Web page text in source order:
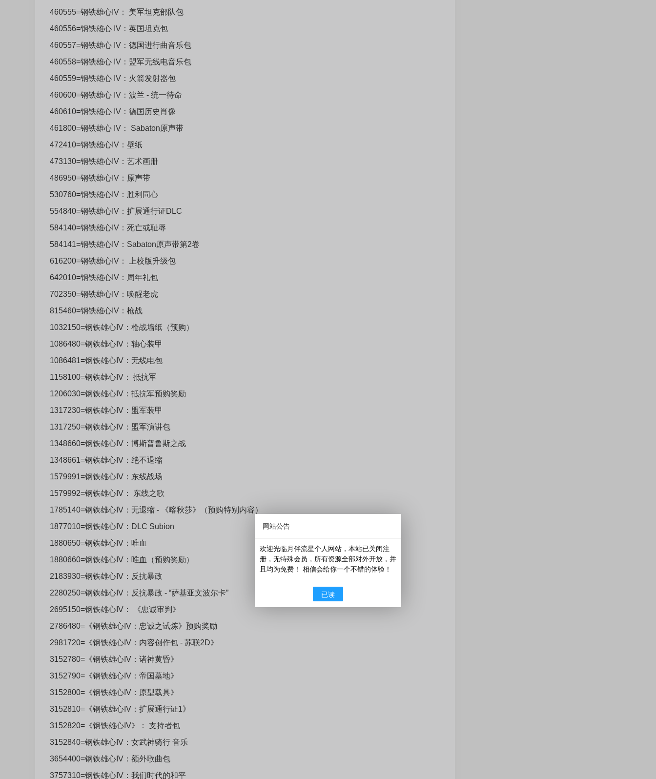
460555=钢铁雄心IV： 美军坦克部队包
460556=钢铁雄心 IV：英国坦克包
460557=钢铁雄心 IV：德国进行曲音乐包
460558=钢铁雄心 IV：盟军无线电音乐包
460559=钢铁雄心 IV：火箭发射器包
460600=钢铁雄心 IV：波兰 - 统一待命
460610=钢铁雄心 IV：德国历史肖像
461800=钢铁雄心 IV： Sabaton原声带
472410=钢铁雄心IV：壁纸
473130=钢铁雄心IV：艺术画册
486950=钢铁雄心IV：原声带
530760=钢铁雄心IV：胜利同心
554840=钢铁雄心IV：扩展通行证DLC
584140=钢铁雄心IV：死亡或耻辱
584141=钢铁雄心IV：Sabaton原声带第2卷
616200=钢铁雄心IV： 上校版升级包
642010=钢铁雄心IV：周年礼包
702350=钢铁雄心IV：唤醒老虎
815460=钢铁雄心IV：枪战
1032150=钢铁雄心IV：枪战墙纸（预购）
1086480=钢铁雄心IV：轴心装甲
1086481=钢铁雄心IV：无线电包
1158100=钢铁雄心IV： 抵抗军
1206030=钢铁雄心IV：抵抗军预购奖励
1317230=钢铁雄心IV：盟军装甲
1317250=钢铁雄心IV：盟军演讲包
1348660=钢铁雄心IV：博斯普鲁斯之战
1348661=钢铁雄心IV：绝不退缩
1579991=钢铁雄心IV：东线战场
1579992=钢铁雄心IV： 东线之歌
1785140=钢铁雄心IV：无退缩 - 《喀秋莎》（预购特别内容）
1877010=钢铁雄心IV：DLC Subion
1880650=钢铁雄心IV：唯血
1880660=钢铁雄心IV：唯血（预购奖励）
2183930=钢铁雄心IV：反抗暴政
2280250=钢铁雄心IV：反抗暴政 - “萨基亚文波尔卡”
2695150=钢铁雄心IV： 《忠诚审判》
2786480=《钢铁雄心IV：忠诚之试炼》预购奖励
2981720=《钢铁雄心IV：内容创作包 - 苏联2D》
3152780=《钢铁雄心IV：诸神黄昏》
3152790=《钢铁雄心IV：帝国墓地》
3152800=《钢铁雄心IV：原型载具》
3152810=《钢铁雄心IV：扩展通行证1》
3152820=《钢铁雄心IV》： 支持者包
3152840=钢铁雄心IV：女武神骑行 音乐
3654400=钢铁雄心IV：额外歌曲包
3757310=钢铁雄心IV：我们时代的和平
网站公告
欢迎光临月伴流星个人网站，本站已关闭注
册，无特殊会员，所有资源全部对外开放，并
且均为免费！ 相信会给你一个不错的体验！
已读